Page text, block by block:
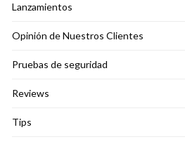
Lanzamientos
Opinión de Nuestros Clientes
Pruebas de seguridad
Reviews
Tips